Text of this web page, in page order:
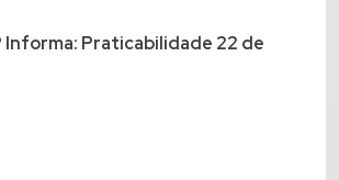
Informa: Praticabilidade 22 de